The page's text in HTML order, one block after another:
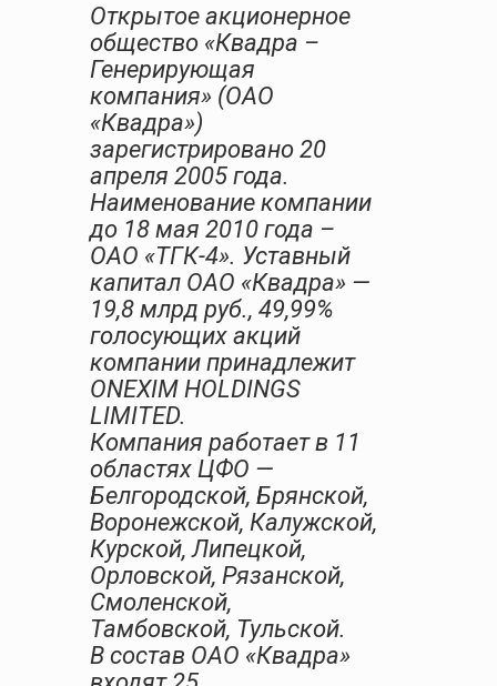
Открытое акционерное
общество «Квадра –
Генерирующая
компания» (ОАО
«Квадра»)
зарегистрировано 20
апреля 2005 года.
Наименование компании
до 18 мая 2010 года –
ОАО «ТГК-4». Уставный
капитал ОАО «Квадра» —
19,8 млрд руб., 49,99%
голосующих акций
компании принадлежит
ONEXIM HOLDINGS
LIMITED.
Компания работает в 11
областях ЦФО —
Белгородской, Брянской,
Воронежской, Калужской,
Курской, Липецкой,
Орловской, Рязанской,
Смоленской,
Тамбовской, Тульской.
В состав ОАО «Квадра»